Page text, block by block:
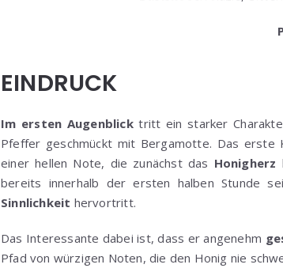
EINDRUCK
Im ersten Augenblicktritt ein starker
Pfeffer geschmückt mit Bergamotte. Das erste
einer hellen Note, die zunächst das Honigherz
bereits innerhalb der ersten halben Stunde
Sinnlichkeit hervortritt.
Das Interessante dabei ist, dass er angenehm
Pfad von würzigen Noten, die den Honig nie